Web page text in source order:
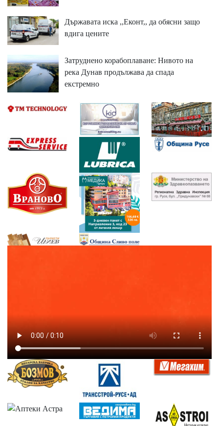
Държавата иска ,,Еконт,, да обясни защо
вдига цените
Затруднено корабоплаване: Нивото на
река Дунав продължава да спада
екстремно